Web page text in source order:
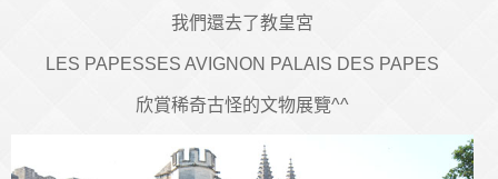
我們還去了教皇宮
LES PAPESSES AVIGNON PALAIS DES PAPES
欣賞稀奇古怪的文物展覽^^